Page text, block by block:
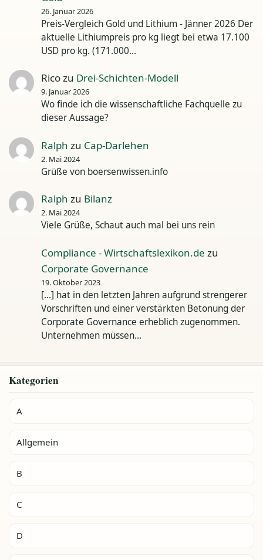
26. Januar 2026
Preis-Vergleich Gold und Lithium - Jänner 2026 Der
aktuelle Lithiumpreis pro kg liegt bei etwa 17.100
USD pro kg. (171.000…
Ricozu Drei-Schichten-Modell
9. Januar 2026
Wo finde ich die wissenschaftliche Fachquelle zu
dieser Aussage?
Ralph zu Cap-Darlehen
2. Mai 2024
Grüße von boersenwissen.info
Ralph zu Bilanz
2. Mai 2024
Viele Grüße, Schaut auch mal bei uns rein
Compliance - Wirtschaftslexikon.de zu
Corporate Governance
19. Oktober 2023
[…] hat in den letzten Jahren aufgrund strengerer
Vorschriften und einer verstärkten Betonung der
Corporate Governance erheblich zugenommen.
Unternehmen müssen…
Kategorien
A
Allgemein
B
C
D